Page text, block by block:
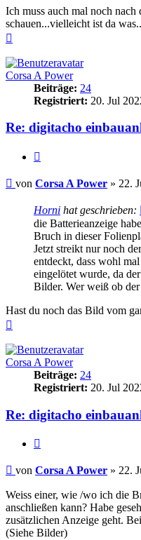
Ich muss auch mal noch nach
schauen...vielleicht ist da
Corsa A Power
Beiträge: 24
Registriert: 20. Jul
Re: digitacho
Beitrag
von Corsa A Power » 22.
Horni hat geschrieben:
die Batterieanzeige
Bruch in dieser
Jetzt streikt nur noch
entdeckt, dass wohl
eingelötet wurde, da
Bilder. Wer weiß ob der
Hast du noch das Bild vom
Corsa A Power
Beiträge: 24
Registriert: 20. Jul
Re: digitacho
Beitrag
von Corsa A Power » 22.
Weiss einer, wie /wo ich die
anschließen kann? Habe
zusätzlichen Anzeige geht.
(Siehe Bilder)